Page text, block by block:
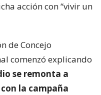
acción con “vivir un
de Concejo
comenzó explicando
se remonta a
la campaña